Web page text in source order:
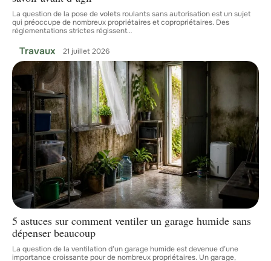
La question de la pose de volets roulants sans autorisation est un sujet
qui préoccupe de nombreux propriétaires et copropriétaires. Des
réglementations strictes régissent…
Travaux 21 juillet 2026
5 astuces sur comment ventiler un garage humide sans
dépenser beaucoup
La question de la ventilation d’un garage humide est devenue d’une
importance croissante pour de nombreux propriétaires. Un garage,